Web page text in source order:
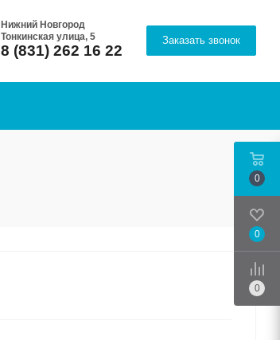
Нижний Новгород
Тонкинская улица, 5
8 (831) 262 16 22
Заказать звонок
0
0
0